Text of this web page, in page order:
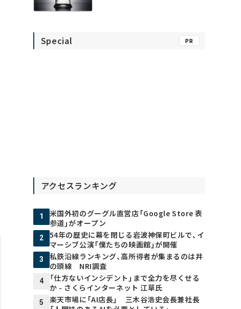
Special PR
アクセスランキング
1
米国外初のグーグル直営店「Google Store 表
参道」がオープン
2
54年の歴史に幕を閉じる岩波神保町ビルで、イ
マーシブ公演「僕たちの映画館」が開催
3
私鉄沿線ランキング、高所得者が集まるのは井
の頭線 NRI調査
4
「仕方ないインシデント」まで全力を尽くせる
か - さくらインターネット 江草氏
5
楽天市場に「AI店長」 三木谷浩史会長兼社長